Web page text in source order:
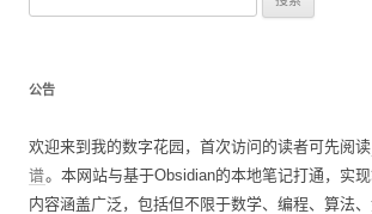
公告
欢迎来到我的数字花园，首次访问的读者可先阅读
谱。本网站与基于Obsidian的本地笔记打通，实现
内容涵盖广泛，包括但不限于数学、编程、算法